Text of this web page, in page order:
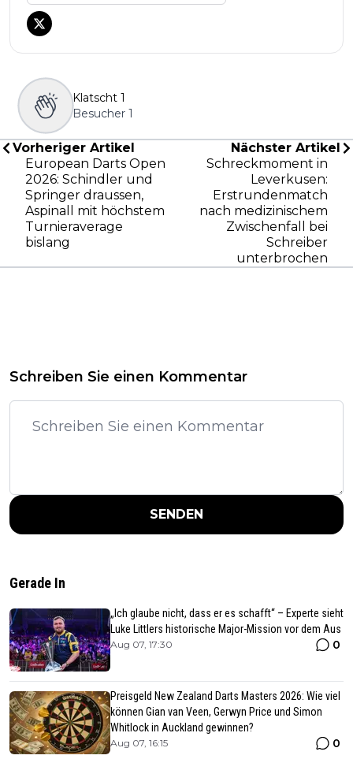
Klatscht 1
Besucher 1
Vorheriger Artikel
European Darts Open
2026: Schindler und
Springer draussen,
Aspinall mit höchstem
Turnieraverage
bislang
Nächster Artikel
Schreckmoment in
Leverkusen:
Erstrundenmatch
nach medizinischem
Zwischenfall bei
Schreiber
unterbrochen
Schreiben Sie einen Kommentar
SENDEN
Gerade In
„Ich glaube nicht, dass er es schafft“ – Experte sieht
Luke Littlers historische Major-Mission vor dem Aus
Aug 07, 17:30 0
Preisgeld New Zealand Darts Masters 2026: Wie viel
können Gian van Veen, Gerwyn Price und Simon
Whitlock in Auckland gewinnen?
Aug 07, 16:15 0